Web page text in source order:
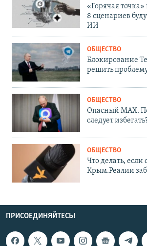
«Горячая
8 сценариев
ИИ
ОБЩЕСТВО
Блокирование
решить
ОБЩЕСТВО
Опасный MAX.
следует
ОБЩЕСТВО
Что делать, если
Крым.Реалии
ПРИСОЕДИНЯЙТЕСЬ!